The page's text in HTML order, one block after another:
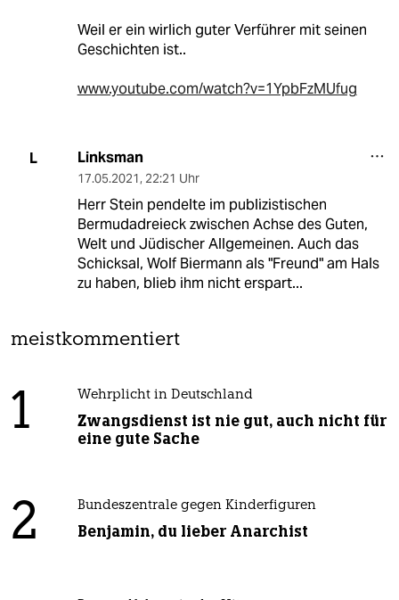
Weil er ein wirlich guter Verführer mit seinen
Geschichten ist..
www.youtube.com/watch?v=1YpbFzMUfug
L Linksman
17.05.2021, 22:21 Uhr
Herr Stein pendelte im publizistischen
Bermudadreieck zwischen Achse des Guten,
Welt und Jüdischer Allgemeinen. Auch das
Schicksal, Wolf Biermann als "Freund" am Hals
zu haben, blieb ihm nicht erspart...
meistkommentiert
1 Wehrplicht in Deutschland
Zwangsdienst ist nie gut, auch nicht für
eine gute Sache
2 Bundeszentrale gegen Kinderfiguren
Benjamin, du lieber Anarchist